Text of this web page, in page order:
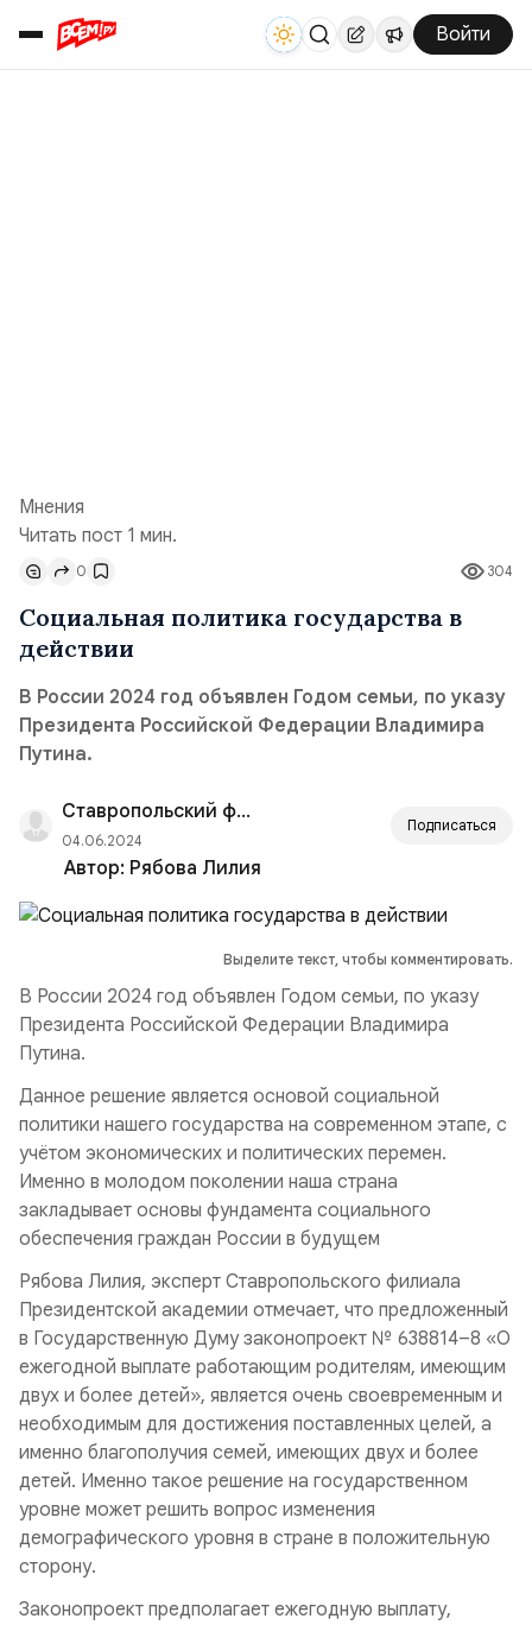
Войти
Мнения
Читать пост 1 мин.
304
0
Социальная политика государства в
действии
В России 2024 год объявлен Годом семьи, по указу
Президента Российской Федерации Владимира
Путина.
Ставропольский филиал РАНХиГС
04.06.2024
Подписаться
Автор: Рябова Лилия
Выделите текст, чтобы комментировать.
В России 2024 год объявлен Годом семьи, по указу
Президента Российской Федерации Владимира
Путина.
Данное решение является основой социальной
политики нашего государства на современном этапе, с
учётом экономических и политических перемен.
Именно в молодом поколении наша страна
закладывает основы фундамента социального
обеспечения граждан России в будущем
Рябова Лилия, эксперт Ставропольского филиала
Президентской академии отмечает, что предложенный
в Государственную Думу законопроект № 638814–8 «О
ежегодной выплате работающим родителям, имеющим
двух и более детей», является очень своевременным и
необходимым для достижения поставленных целей, а
именно благополучия семей, имеющих двух и более
детей. Именно такое решение на государственном
уровне может решить вопрос изменения
демографического уровня в стране в положительную
сторону.
Законопроект предполагает ежегодную выплату,